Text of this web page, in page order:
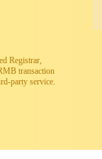
Registrar,
transaction
party service.